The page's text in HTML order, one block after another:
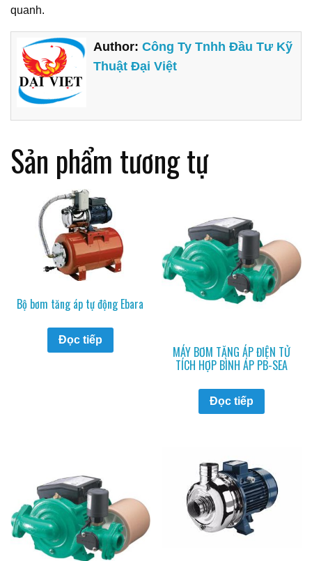
quanh.
Author:Công Ty Tnhh Đầu Tư Kỹ
Thuật Đại Việt
Sản phẩm tương tự
Bộ bơm tăng áp tự động Ebara
Đọc tiếp
MÁY BƠM TĂNG ÁP ĐIỆN TỬ
TÍCH HỢP BÌNH ÁP PB-SEA
Đọc tiếp